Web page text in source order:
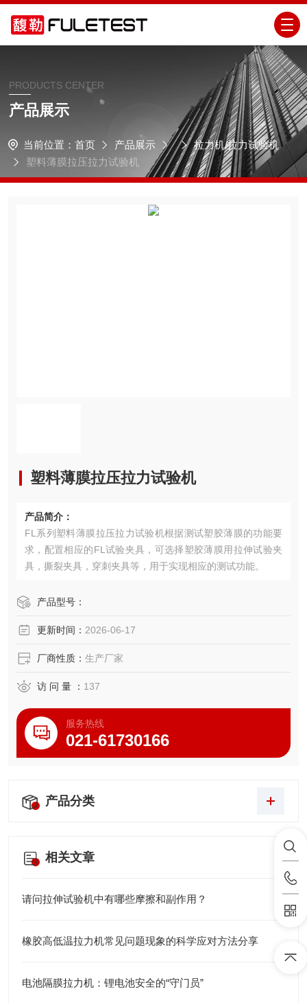
PRODUCTS CENTER
产品展示
当前位置： 首页 产品展示
拉力机/拉力试验机
塑料薄膜拉压拉力试验机
塑料薄膜拉压拉力试验机
产品简介：
FL系列塑料薄膜拉压拉力试验机根据测试塑胶薄膜的功能要
求，配置相应的FL试验夹具，可选择塑胶薄膜用拉伸试验夹
具，撕裂夹具，穿刺夹具等，用于实现相应的测试功能。
产品型号：
更新时间： 2026-06-17
厂商性质： 生产厂家
访 问 量 ： 137
服务热线
021-61730166
产品分类
相关文章
请问拉伸试验机中有哪些摩擦和副作用？
橡胶高低温拉力机常见问题现象的科学应对方法分享
电池隔膜拉力机：锂电池安全的“守门员”